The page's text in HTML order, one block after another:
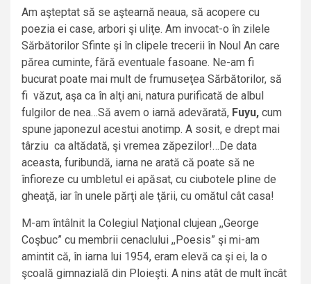
Am aşteptat să se aştearnă neaua, să acopere cu
poezia ei case, arbori şi uliţe. Am invocat-o în zilele
Sărbătorilor Sfinte şi în clipele trecerii în Noul An care
părea cuminte, fără eventuale fasoane. Ne-am fi
bucurat poate mai mult de frumuseţea Sărbătorilor, să
fi văzut, aşa ca în alţi ani, natura purificată de albul
fulgilor de nea…Să avem o iarnă adevărată, Fuyu, cum
spune japonezul acestui anotimp. A sosit, e drept mai
târziu ca altădată, şi vremea zăpezilor!…De data
aceasta, furibundă, iarna ne arată că poate să ne
înfioreze cu umbletul ei apăsat, cu ciubotele pline de
gheaţă, iar în unele părţi ale ţării, cu omătul cât casa!
M-am întâlnit la Colegiul Naţional clujean ,,George
Coşbuc” cu membrii cenaclului ,,Poesis” şi mi-am
amintit că, în iarna lui 1954, eram elevă ca şi ei, la o
şcoală gimnazială din Ploieşti. A nins atât de mult încât